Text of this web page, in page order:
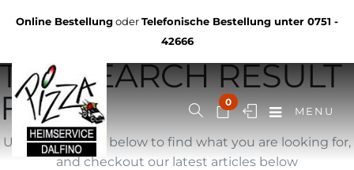
Online BestellungoderTelefonische Bestellung unter 0751 -
42666
0
MENU
YOU ARE BROWSING
THE SEARCH RESULT
FOR ""
Use search form below to find what you are looking for,
and checkout our latest articles below